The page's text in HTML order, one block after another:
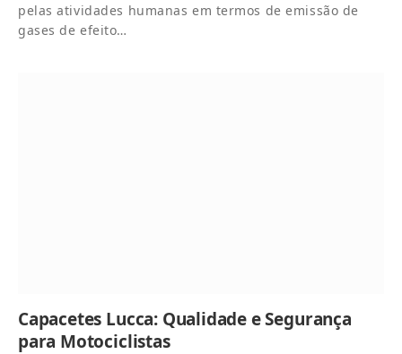
pelas atividades humanas em termos de emissão de
gases de efeito…
Capacetes Lucca: Qualidade e Segurança
para Motociclistas